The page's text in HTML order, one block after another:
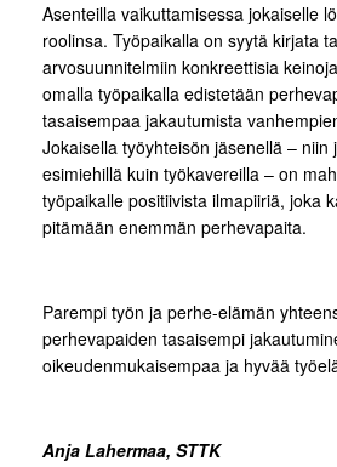
Asenteilla vaikuttamisessa jokaiselle
roolinsa. Työpaikalla on syytä kirjata
arvosuunnitelmiin konkreettisia
omalla työpaikalla edistetään
tasaisempaa jakautumista
Jokaisella työyhteisön jäsenellä – niin
esimiehillä kuin työkavereilla – on
työpaikalle positiivista ilmapiiriä, joka
pitämään enemmän perhevapaita.
Parempi työn ja perhe-elämän
perhevapaiden tasaisempi
oikeudenmukaisempaa ja hyvää
Anja Lahermaa, STTK